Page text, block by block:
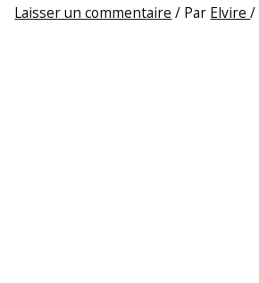
Laisser un commentaire / Par Elvire/